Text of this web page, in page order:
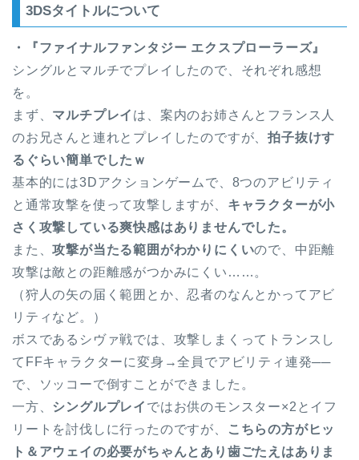
3DSタイトルについて
・『ファイナルファンタジー エクスプローラーズ』
シングルとマルチでプレイしたので、それぞれ感想
を。
まず、 マルチプレイ は、案内のお姉さんとフランス人
のお兄さんと連れとプレイしたのですが、拍子抜けす
るぐらい簡単でしたｗ
基本的には3Dアクションゲームで、8つのアビリティ
と通常攻撃を使って攻撃しますが、 キャラクターが小
さく攻撃している爽快感はありませんでした。
また、攻撃が当たる範囲がわかりにくいので、中距離
攻撃は敵との距離感がつかみにくい……。
（狩人の矢の届く範囲とか、忍者のなんとかってアビ
リティなど。）
ボスであるシヴァ戦では、攻撃しまくってトランスし
てFFキャラクターに変身→全員でアビリティ連発──
で、ソッコーで倒すことができました。
一方、 シングルプレイ ではお供のモンスター×2とイフ
リートを討伐しに行ったのですが、
こちらの方がヒッ
ト＆アウェイの必要がちゃんとあり歯ごたえはありま